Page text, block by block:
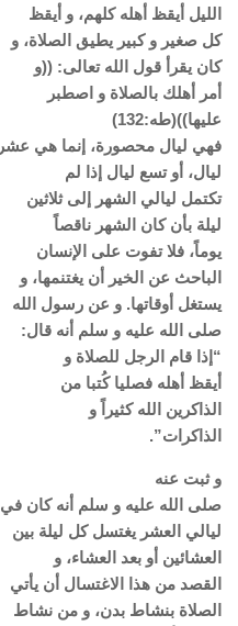
الليل أيقظ أهله كلهم، و أيقظ
كل صغير و كبير يطيق الصلاة، و
كان يقرأ قول الله تعالى: ((و
أمر أهلك بالصلاة و اصطبر
عليها))(طه:132)
فهي ليال محصورة، إنما هي عشر
ليال، أو تسع ليال إذا لم
تكتمل ليالي الشهر إلى ثلاثين
ليلة بأن كان الشهر ناقصاً
يوماً، فلا تفوت على الإنسان
الباحث عن الخير أن يغتنمها، و
يستغل أوقاتها. و عن رسول الله
صلى الله عليه و سلم أنه قال:
“إذا قام الرجل للصلاة و
أيقظ أهله فصليا كُتبا من
الذاكرين الله كثيراً و
الذاكرات”.
و ثبت عنه
صلى الله عليه و سلم أنه كان في
ليالي العشر يغتسل كل ليلة بين
العشائين أو بعد العشاء، و
القصد من هذا الاغتسال أن يأتي
الصلاة بنشاط بدن، و من نشاط